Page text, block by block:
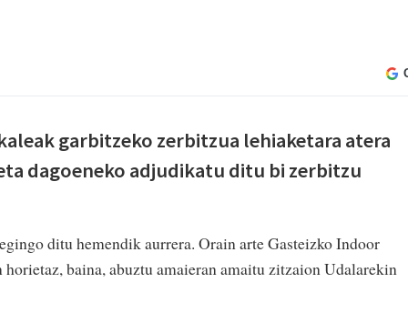
garbitzeko zerbitzua lehiaketara atera
dagoeneko adjudikatu ditu bi zerbitzu
ditu hemendik aurrera. Orain arte Gasteizko Indoor
horietaz, baina, abuztu amaieran amaitu zitzaion Udalarekin